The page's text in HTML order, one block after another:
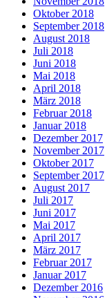
Oktober 2018
September 2018
August 2018
Juli 2018
Juni 2018
Mai 2018
April 2018
März 2018
Februar 2018
Januar 2018
Dezember 2017
November 2017
Oktober 2017
September 2017
August 2017
Juli 2017
Juni 2017
Mai 2017
April 2017
März 2017
Februar 2017
Januar 2017
Dezember 2016